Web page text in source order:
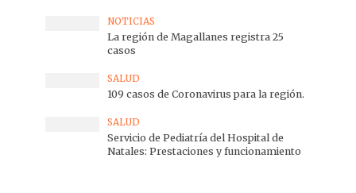
NOTICIAS
La región de Magallanes registra 25
casos
SALUD
109 casos de Coronavirus para la región.
SALUD
Servicio de Pediatría del Hospital de
Natales: Prestaciones y funcionamiento